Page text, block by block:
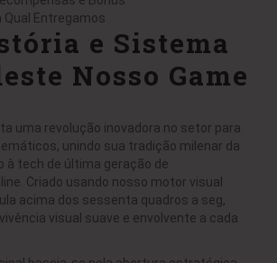
Qual Entregamos
e Sistema
Nosso Game
uma revolução inovadora no setor para
unindo sua tradição milenar da
à tech de última geração de
Criado usando nosso motor visual
acima dos sessenta quadros a seg,
visual suave e envolvente a cada